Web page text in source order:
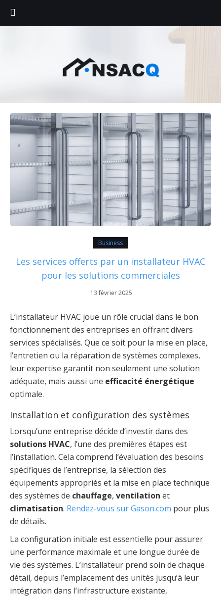
Business
Les services offerts par un installateur HVAC
pour les solutions commerciales
13 février 2025
L’installateur HVAC joue un rôle crucial dans le bon
fonctionnement des entreprises en offrant divers
services spécialisés. Que ce soit pour la mise en place,
l’entretien ou la réparation de systèmes complexes,
leur expertise garantit non seulement une solution
adéquate, mais aussi une efficacité énergétique
optimale.
Installation et configuration des systèmes
Lorsqu’une entreprise décide d’investir dans des
solutions HVAC, l’une des premières étapes est
l’installation. Cela comprend l’évaluation des besoins
spécifiques de l’entreprise, la sélection des
équipements appropriés et la mise en place technique
des systèmes de chauffage, ventilation et
climatisation. Rendez-vous sur Gason.com pour plus
de détails.
La configuration initiale est essentielle pour assurer
une performance maximale et une longue durée de
vie des systèmes. L’installateur prend soin de chaque
détail, depuis l’emplacement des unités jusqu’à leur
intégration dans l’infrastructure existante,